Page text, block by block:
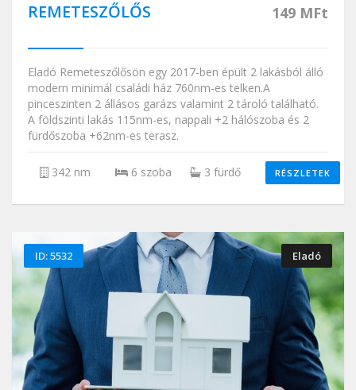
REMETESZŐLŐS 149 MFt
Eladó Remeteszőlősön egy 2017-ben épült 2 lakásból álló
modern minimál családi ház 760nm-es telken.A
pinceszinten 2 állásos garázs valamint 2 tároló található.
A földszinti lakás 115nm-es, nappali +2 hálószoba és 2
fürdőszoba +62nm-es terasz.
342 nm 6 szoba 3 fürdő RÉSZLETEK
ID: 5532 Eladó